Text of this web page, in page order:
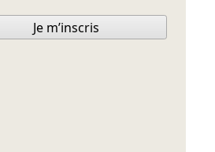
Je m’inscris